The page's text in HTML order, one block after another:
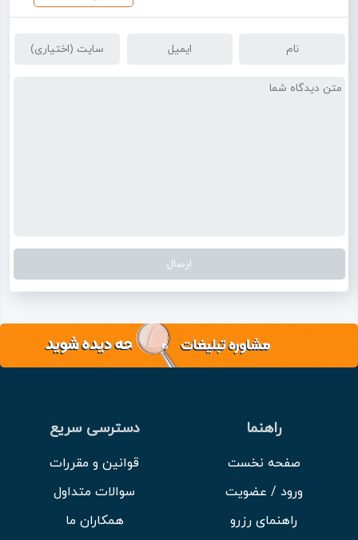
راهنما
صفحه نخست
ورود / عضویت
راهنمای رزرو
دسترسی سریع
قوانین و مقررات
سوالات متداول
همکاران ما